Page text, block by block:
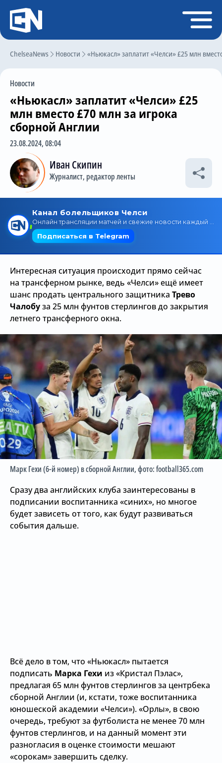
ChelseaNews Новости «Ньюкасл» заплатит «Челси» £25 млн
Новости
«Ньюкасл» заплатит «Челси» £25
млн вместо £70 млн за игрока
сборной Англии
23.08.2024, 08:04
Иван Скипин
Журналист, редактор ленты
Интересная ситуация происходит прямо сейчас
на трансферном рынке, ведь «Челси» ещё имеет
шанс продать центрального защитника Трево
Чалобуза 25 млн фунтов стерлингов до закрытия
летнего трансферного окна.
Марк Гехи (6-й номер) в сборной Англии, фото: football365.com
Сразу два английских клуба заинтересованы в
подписании воспитанника «синих», но многое
будет зависеть от того, как будут развиваться
события дальше.
Всё дело в том, что «Ньюкасл» пытается
подписать Марка Гехи из «Кристал Пэлас»,
предлагая 65 млн фунтов стерлингов за центрбека
сборной Англии (и, кстати, тоже воспитанника
юношеской академии «Челси»). «Орлы», в свою
очередь, требуют за футболиста не менее 70 млн
фунтов стерлингов, и на данный момент эти
разногласия в оценке стоимости мешают
«сорокам» завершить сделку.
Регистрация
Главная
Трансферы
Слухи
История Челси
Статистика
Календарь игр
Поиск по сайту
Трансляции
О сайте
Контакты